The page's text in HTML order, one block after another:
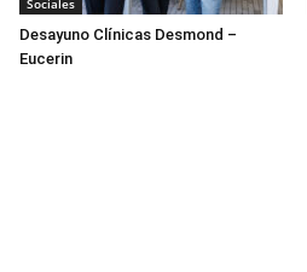
Sociales
Desayuno Clínicas Desmond –
Eucerin